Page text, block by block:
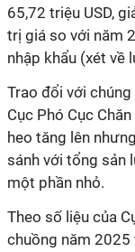
65,72 triệu USD,
trị giá so với năm
nhập khẩu (xét về
Trao đổi với
Cục Phó Cục
heo tăng lên
sánh với tổng sản
một phần nhỏ.
Theo số liệu của
chuồng năm 2025